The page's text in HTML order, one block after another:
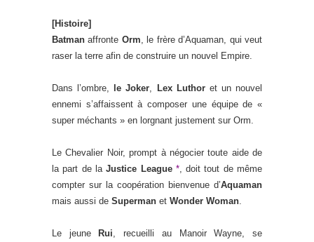
[Histoire]
Batman affronte Orm, le frère d’Aquaman, qui veut
raser la terre afin de construire un nouvel Empire.
Dans l’ombre, le Joker, Lex Luthoret un nouvel
ennemi s’affaissent à composer une équipe de «
super méchants » en lorgnant justement sur Orm.
Le Chevalier Noir, prompt à négocier toute aide de
la part de laJustice League *, doit tout de même
compter sur la coopération bienvenue d’Aquaman
mais aussi de Superman et Wonder Woman.
Le jeune Rui, recueilli au Manoir Wayne, se